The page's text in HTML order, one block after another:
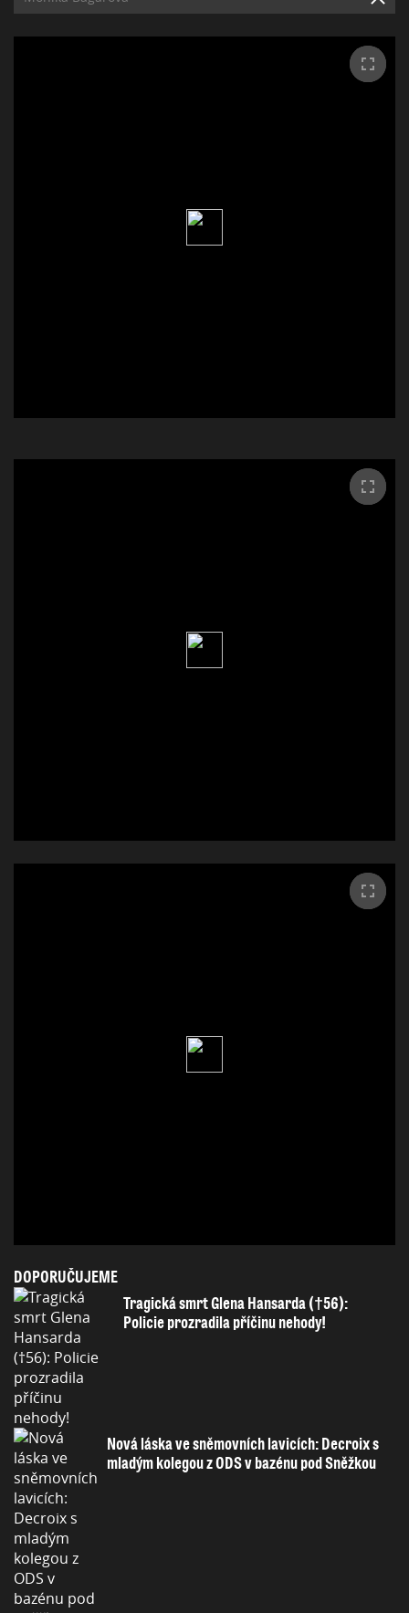
DOPORUČUJEME
Tragická smrt Glena Hansarda (†56):
Policie prozradila příčinu nehody!
Nová láska ve sněmovních lavicích: Decroix s
mladým kolegou z ODS v bazénu pod Sněžkou